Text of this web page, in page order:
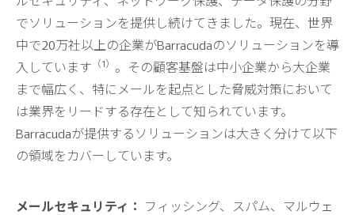
でソリューションを提供し続けてきました。現在、世界
中で20万社以上の企業がBarracudaのソリューションを導
入しています （1） 。その顧客基盤は中小企業から大企業
まで幅広く、特にメールを起点とした脅威対策において
は業界をリードする存在として知られています。
Barracudaが提供するソリューションは大きく分けて以下
の領域をカバーしています。
メールセキュリティ： フィッシング、スパム、マルウェ